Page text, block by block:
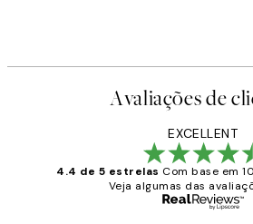
Avaliações de
EXCELLENT
4.4 de 5 estrelas Com base em
Veja algumas das